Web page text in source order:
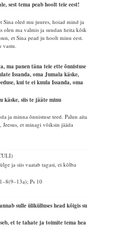
sest tema peab hoolt teie eest!
Sina oled mu juures, hoiad mind ja
olen ma valmis ja suudan heita kõik
et Sina pead ju hoolt minu eest.
ma panen täna teie ette õnnistuse
Issanda, oma Jumala käske,
kui te ei kuula Issanda, oma
käske, siis te jääte minu
ja minna õnnistuse teed. Palun aita
et minagi võiksin jääda
ja siis vaatab tagasi, ei kõlba
Ps 10
sulle ülikülluses head kõigis su
et te tahate ja toimite tema hea